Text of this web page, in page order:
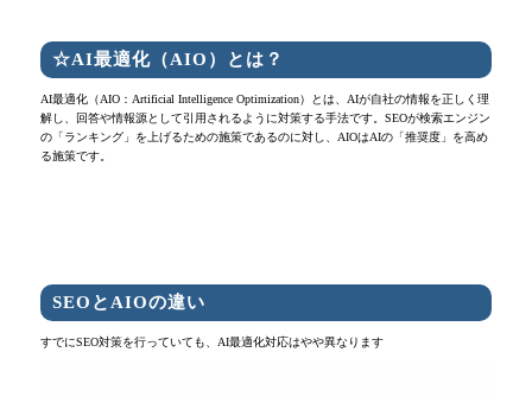
☆AI最適化（AIO）とは？
AI最適化（AIO：Artificial Intelligence Optimization）とは、AIが自社の情報を正しく理
解し、回答や情報源として引用されるように対策する手法です。SEOが検索エンジン
の「ランキング」を上げるための施策であるのに対し、AIOはAIの「推奨度」を高め
る施策です。
SEOとAIOの違い
すでにSEO対策を行っていても、AI最適化対応はやや異なります